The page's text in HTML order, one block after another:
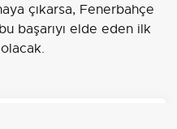
çıkarsa, Fenerbahçe
başarıyı elde eden ilk